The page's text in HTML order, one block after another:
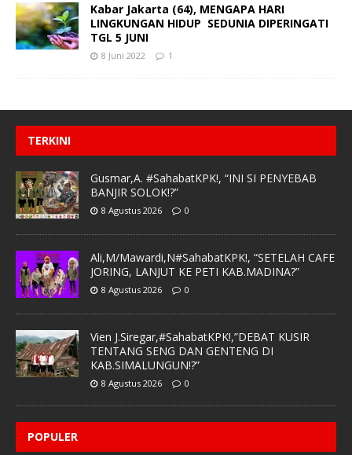
Kabar Jakarta (64), MENGAPA HARI
LINGKUNGAN HIDUP SEDUNIA DIPERINGATI
TGL 5 JUNI
8 Juni 2022 1
TERKINI
Gusmar,A. #SahabatKPK!, “INI SI PENYEBAB
BANJIR SOLOK!?”
8 Agustus 2026 0
Ali,M/Mawardi,N#SahabatKPK!, “SETELAH CAFE
JORING, LANJUT KE PETI KAB.MADINA?”
8 Agustus 2026 0
Vien J.Siregar,#SahabatKPK!,”DEBAT KUSIR
TENTANG SENG DAN GENTENG DI
KAB.SIMALUNGUN!?”
8 Agustus 2026 0
POPULER